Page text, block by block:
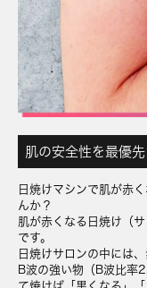
肌の安全性を最優
日焼けマシンで肌が赤
んか？
肌が赤くなる日焼け（
です。
日焼けサロンの中には
B波の強い物（B波比率